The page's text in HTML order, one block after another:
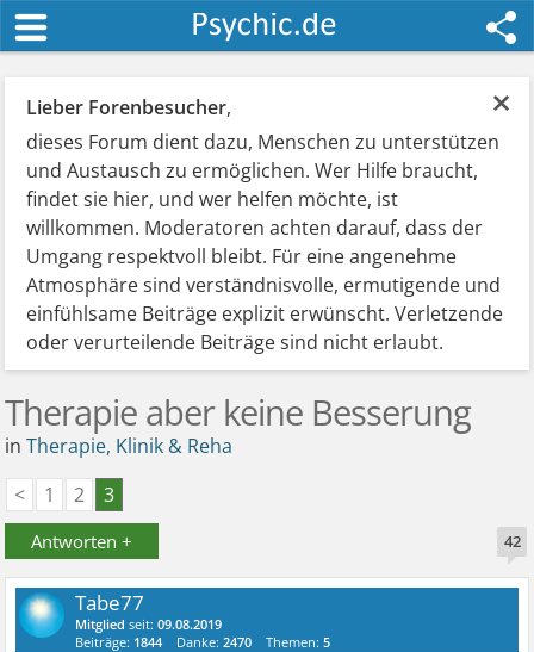
×
Lieber Forenbesucher,
dieses Forum dient dazu, Menschen zu unterstützen
und Austausch zu ermöglichen. Wer Hilfe braucht,
findet sie hier, und wer helfen möchte, ist
willkommen. Moderatoren achten darauf, dass der
Umgang respektvoll bleibt. Für eine angenehme
Atmosphäre sind verständnisvolle, ermutigende und
einfühlsame Beiträge explizit erwünscht. Verletzende
oder verurteilende Beiträge sind nicht erlaubt.
Therapie aber keine Besserung
inTherapie, Klinik & Reha
<
1 2 3
Antworten + 42
Tabe77
Mitglied seit:09.08.2019
Beiträge: 1844 Danke:2470 Themen:5